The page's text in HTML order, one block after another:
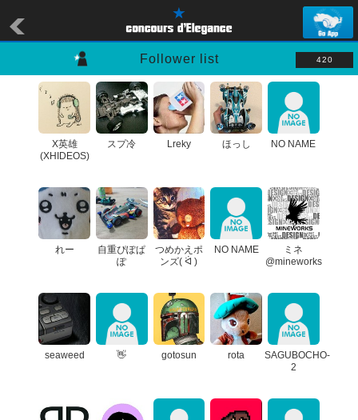
Follower list 420
X英雄
(XHIDEOS)
スプ冷 Lreky ほっし NO NAME
れー
自重ぴぽぱ
ぽ
つめかえポ
ンズ( ᐛ )
NO NAME
ミネ
@mineworks
seaweed 👋 gotosun rota
SAGUBOCHO-
2